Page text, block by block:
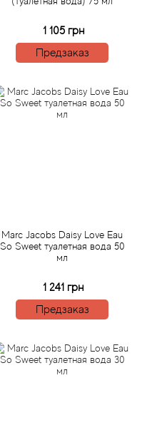
1 105 грн
Предзаказ
Marc Jacobs Daisy Love Eau
So Sweet туалетная вода 50
мл
1 241 грн
Предзаказ